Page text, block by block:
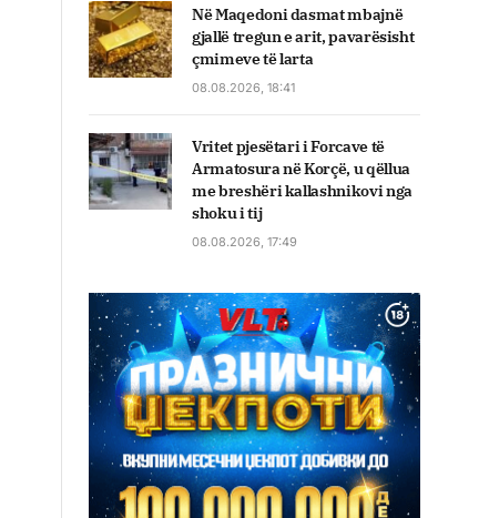
Në Maqedoni dasmat mbajnë
gjallë tregun e arit, pavarësisht
çmimeve të larta
08.08.2026, 18:41
Vritet pjesëtari i Forcave të
Armatosura në Korçë, u qëllua
me breshëri kallashnikovi nga
shoku i tij
08.08.2026, 17:49